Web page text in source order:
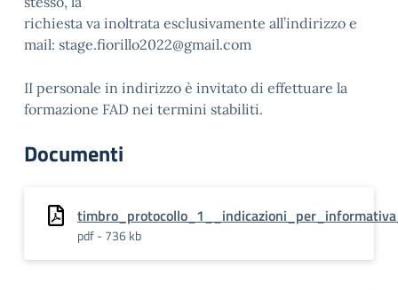
richiesta va inoltrata esclusivamente all’indirizzo e
mail: stage.fiorillo2022@gmail.com
II personale in indirizzo è invitato di effettuare la
formazione FAD nei termini stabiliti.
Documenti
pdf - 736 kb